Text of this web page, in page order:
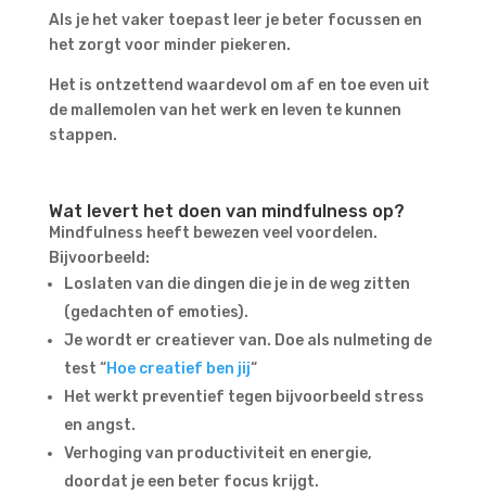
Als je het vaker toepast leer je beter focussen en
het zorgt voor minder piekeren.
Het is ontzettend waardevol om af en toe even uit
de mallemolen van het werk en leven te kunnen
stappen.
Wat levert het doen van mindfulness op?
Mindfulness heeft bewezen veel voordelen.
Bijvoorbeeld:
Loslaten van die dingen die je in de weg zitten
(gedachten of emoties).
Je wordt er creatiever van. Doe als nulmeting de
test “Hoe creatief ben jij“
Het werkt preventief tegen bijvoorbeeld stress
en angst.
Verhoging van productiviteit en energie,
doordat je een beter focus krijgt.